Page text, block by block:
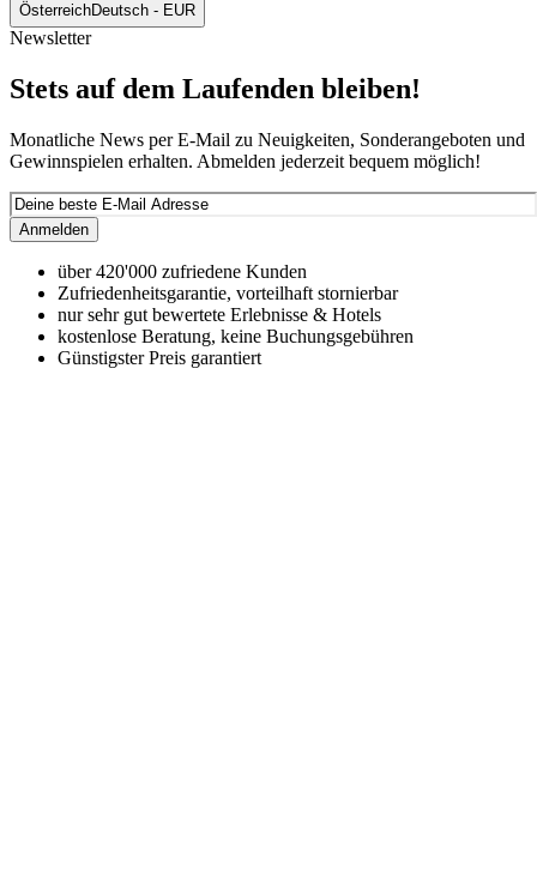
ÖsterreichDeutsch - EUR
Newsletter
Stets auf dem Laufenden bleiben!
Monatliche News per E-Mail zu Neuigkeiten, Sonderangeboten und
Gewinnspielen erhalten. Abmelden jederzeit bequem möglich!
Anmelden
über 420'000 zufriedene Kunden
Zufriedenheitsgarantie, vorteilhaft stornierbar
nur sehr gut bewertete Erlebnisse & Hotels
kostenlose Beratung, keine Buchungsgebühren
Günstigster Preis garantiert